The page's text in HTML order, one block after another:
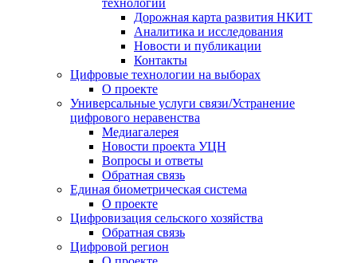
Дорожная карта развития НКИТ
Аналитика и исследования
Новости и публикации
Контакты
Цифровые технологии на выборах
О проекте
Универсальные услуги связи/Устранение
цифрового неравенства
Медиагалерея
Новости проекта УЦН
Вопросы и ответы
Обратная связь
Единая биометрическая система
О проекте
Цифровизация сельского хозяйства
Обратная связь
Цифровой регион